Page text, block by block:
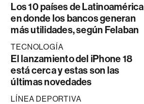
Los 10 países de Latinoamérica
en donde los bancos generan
más utilidades, según Felaban
TECNOLOGÍA
El lanzamiento del iPhone 18
está cerca y estas son las
últimas novedades
LÍNEA DEPORTIVA